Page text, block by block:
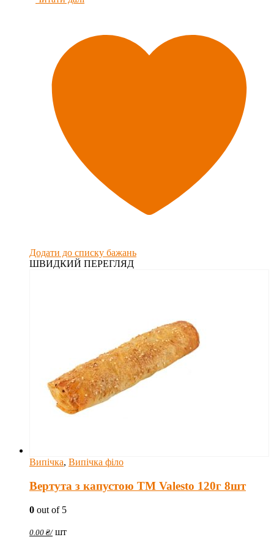
Додати до списку бажань
ШВИДКИЙ ПЕРЕГЛЯД
Випічка, Випічка філо
Вертута з капустою TM Valesto 120г 8шт
0 out of 5
0.00 ₴/ шт